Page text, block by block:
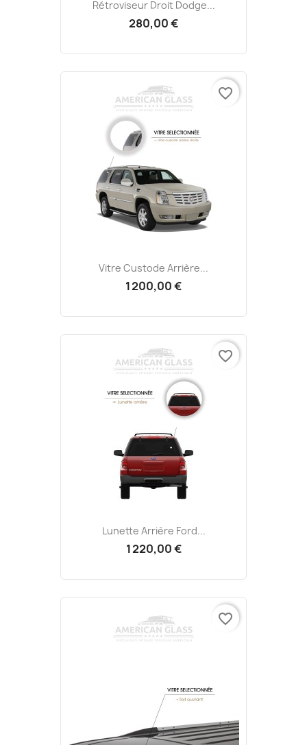
Rétroviseur Droit Dodge...
280,00 €
Vitre Custode Arrière...
1 200,00 €
favorite_border
Lunette Arrière Ford...
1 220,00 €
favorite_border
favorite_border